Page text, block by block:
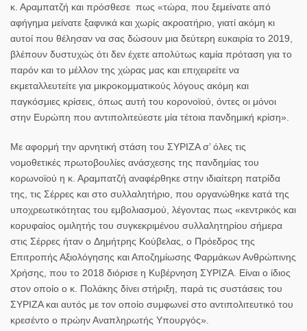
κ. Αραμπατζή και πρόσθεσε πως «τώρα, που ξεμείνατε από
αφήγημα μείνατε ξαφνικά και χωρίς ακροατήριο, γιατί ακόμη κι
αυτοί που θέλησαν να σας δώσουν μια δεύτερη ευκαιρία το 2019,
βλέπουν δυστυχώς ότι δεν έχετε απολύτως καμία πρόταση για το
παρόν και το μέλλον της χώρας μας και επιχειρείτε να
εκμεταλλευτείτε για μικροκομματικούς λόγους ακόμη και
παγκόσμιες κρίσεις, όπως αυτή του κορονοϊού, όντες οι μόνοι
στην Ευρώπη που αντιπολιτεύεστε μία τέτοια πανδημική κρίση».
Με αφορμή την αρνητική στάση του ΣΥΡΙΖΑ σ’ όλες τις
νομοθετικές πρωτοβουλίες ανάσχεσης της πανδημίας του
κορωνοϊού η κ. Αραμπατζή αναφέρθηκε στην ιδιαίτερη πατρίδα
της, τις Σέρρες και στο συλλαλητήριο, που οργανώθηκε κατά της
υποχρεωτικότητας του εμβολιασμού, λέγοντας πως «κεντρικός και
κορυφαίος ομιλητής του συγκεκριμένου συλλαλητηρίου σήμερα
στις Σέρρες ήταν ο Δημήτρης Κούβελας , ο Πρόεδρος της
Επιτροπής Αξιολόγησης και Αποζημίωσης Φαρμάκων Ανθρώπινης
Χρήσης, που το 2018 διόρισε η Κυβέρνηση ΣΥΡΙΖΑ. Είναι ο ίδιος
στον οποίο ο κ. Πολάκης δίνει στήριξη, παρά τις συστάσεις του
ΣΥΡΙΖΑ και αυτός με τον οποίο συμφωνεί στο αντιπολιτευτικό του
κρεσέντο ο πρώην Αναπληρωτής Υπουργός».